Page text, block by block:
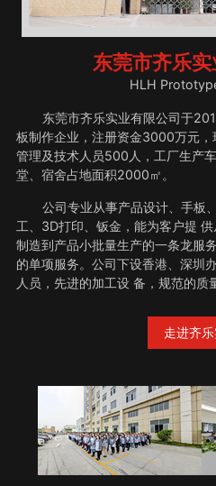
东莞市齐乐实
HLH
东莞市齐乐实业有限公司于
板制作企业，注册资金3000万元
管理及技术人员500人，工厂生产
堂、宿舍占地面积2000㎡。
公司专业从事产品设计、手板
工、3D打印、钣金，能为客户提
制造到产品小批量生产的一条龙服
的单项服务。公司下设香港、深圳
人员，先进的加工设 备，规范的质
走进齐